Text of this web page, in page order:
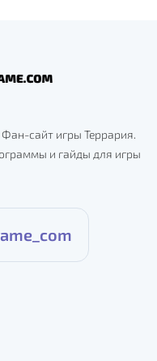
сайт игры Террария.
и гайды для игры